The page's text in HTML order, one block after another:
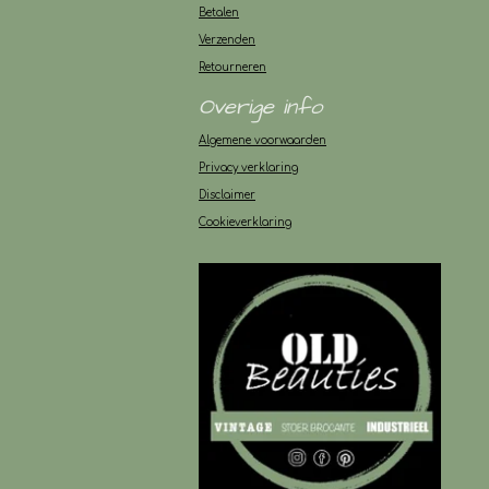
Betalen
Verzenden
Retourneren
Overige info
Algemene voorwaarden
Privacy verklaring
Disclaimer
Cookieverklaring